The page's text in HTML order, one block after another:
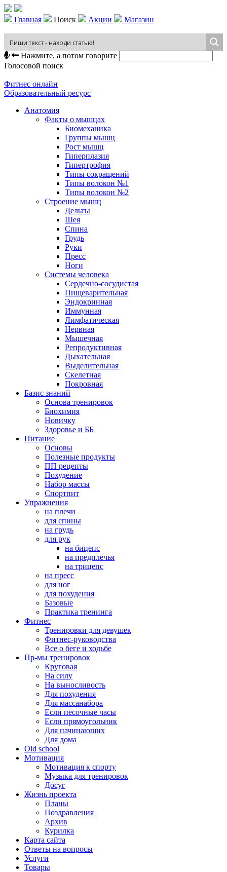
Главная Поиск Акции Магазин
Нажмите, а потом говорите
Голосовой поиск
Фитнес онлайн
Образовательный ресурс
Анатомия
Факты о мышцах
Биомеханика
Группы мышц
Рост мышц
Гиперплазия
Гипертрофия
Типы сокращений
Типы волокон №1
Типы волокон №2
Строение мышц
Дельты
Шея
Спина
Грудь
Руки
Пресс
Ноги
Системы человека
Сердечно-сосудистая
Пищеварительная
Эндокринная
Иммунная
Лимфатическая
Нервная
Мышечная
Репродуктивная
Дыхательная
Выделительная
Скелетная
Покровная
Базис знаний
Основа тренировок
Биохимия
Новичку
Здоровье и ББ
Питание
Основы
Полезные продукты
ПП рецепты
Похудение
Набор массы
Спортпит
Упражнения
на плечи
для спины
на грудь
для рук
на бицепс
на предплечья
на трицепс
на пресс
для ног
для похудения
Базовые
Практика тренинга
Фитнес
Тренировки для девушек
Фитнес-руководства
Все о беге и ходьбе
Пр-мы тренировок
Круговая
На силу
На выносливость
Для похудения
Для массанабора
Если песочные часы
Если прямоугольник
Для начинающих
Для дома
Old school
Мотивация
Мотивация к спорту
Музыка для тренировок
Досуг
Жизнь проекта
Планы
Поздравления
Архив
Курилка
Карта сайта
Ответы на вопросы
Услуги
Товары